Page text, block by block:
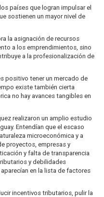
países que logran impulsar el
sostienen un mayor nivel de
la asignación de recursos
a los emprendimientos, sino
a la profesionalización de
positivo tener un mercado de
existe también cierta
no hay avances tangibles en
realizaron un amplio estudio
Entendían que el escaso
microeconómica y a
proyectos, empresas y
y falta de transparencia
y debilidades
en la lista de factores
incentivos tributarios, pulir la